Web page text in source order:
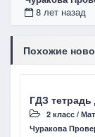
8 лет назад
Похожие
ГДЗ
2 класс /
Чуракова